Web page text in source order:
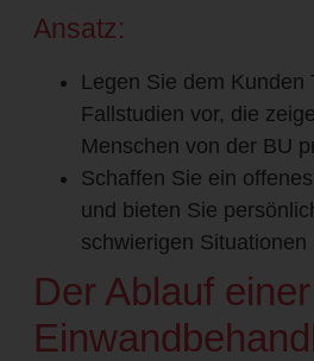
Ansatz:
Legen Sie dem Kunden
Fallstudien vor, die
Menschen von der BU
Schaffen Sie ein
und bieten Sie
schwierigen Situationen
Der Ablauf